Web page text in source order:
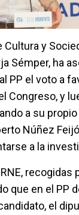
y
Sémper, ha
PP el voto a
Congreso, y
a su propio
Núñez
a la
recogidas
que en el PP
el